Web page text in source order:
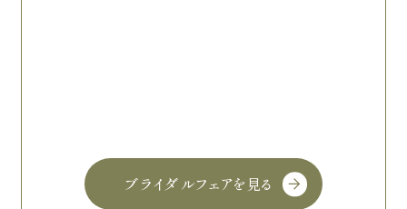
ブライダルフェアを見る